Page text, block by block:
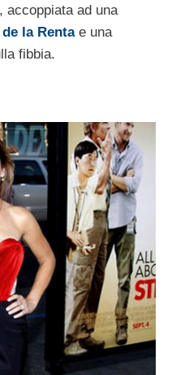
accoppiata ad una
la Rentae una
fibbia.